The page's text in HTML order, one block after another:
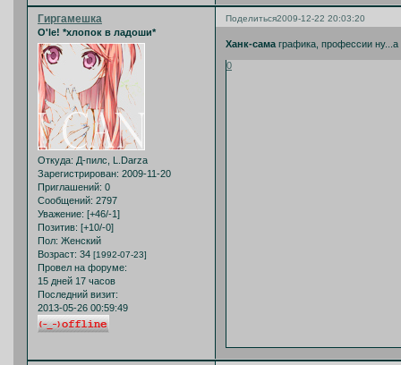
Поделиться2009-12-22 20:03:20
Гиргамешка
O'le! *хлопок в ладоши*
Откуда: Д-пилс, L.Darza
Зарегистрирован: 2009-11-20
Приглашений: 0
Сообщений: 2797
Уважение: [+46/-1]
Позитив: [+10/-0]
Пол: Женский
Возраст: 34 [1992-07-23]
Провел на форуме:
15 дней 17 часов
Последний визит:
2013-05-26 00:59:49
Ханк-сама графика, профессии
0